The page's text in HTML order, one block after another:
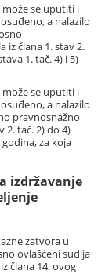
može se uputiti i
a nalazilo
iz člana 1. stav 2.
1. tač. 4) i 5)
može se uputiti i
a nalazilo
pravnosnažno
2. tač. 2) do 4)
za koja
izdržavanje
zatvora u
ovlašćeni sudija
člana 14. ovog